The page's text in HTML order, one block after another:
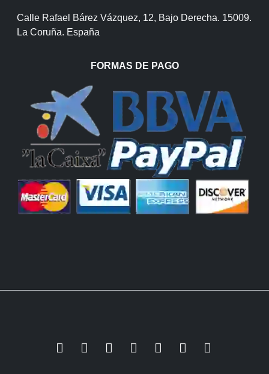
Calle Rafael Bárez Vázquez, 12, Bajo Derecha. 15009.
La Coruña. España
FORMAS DE PAGO